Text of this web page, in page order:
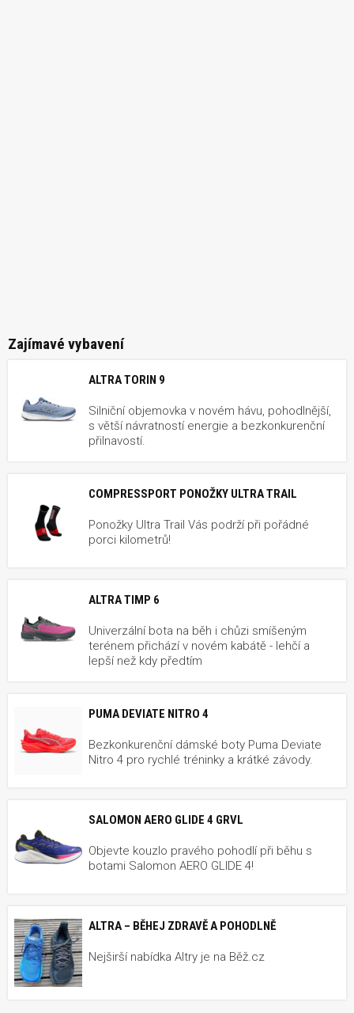
Zajímavé vybavení
ALTRA TORIN 9
Silniční objemovka v novém hávu, pohodlnější,
s větší návratností energie a bezkonkurenční
přilnavostí.
COMPRESSPORT PONOŽKY ULTRA TRAIL
Ponožky Ultra Trail Vás podrží při pořádné
porci kilometrů!
ALTRA TIMP 6
Univerzální bota na běh i chůzi smíšeným
terénem přichází v novém kabátě - lehčí a
lepší než kdy předtím
PUMA DEVIATE NITRO 4
Bezkonkurenční dámské boty Puma Deviate
Nitro 4 pro rychlé tréninky a krátké závody.
SALOMON AERO GLIDE 4 GRVL
Objevte kouzlo pravého pohodlí při běhu s
botami Salomon AERO GLIDE 4!
ALTRA – BĚHEJ ZDRAVĚ A POHODLNĚ
Nejširší nabídka Altry je na Běž.cz